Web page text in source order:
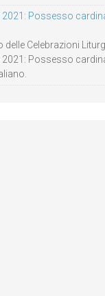
2021: Possesso
delle Celebrazioni
2021: Possesso